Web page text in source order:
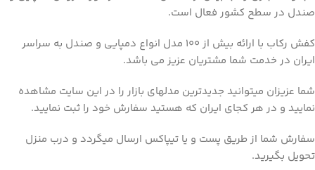
صندل در سطح کشور فعال است.
کفش رکاب با ارائه بیش از 100 مدل انواع دمپایی و صندل به سراسر
ایران در خدمت شما مشتریان عزیز می باشد.
شما عزیزان میتوانید جدیدترین مدلهای بازار را در این سایت مشاهده
نمایید و در هر کجای ایران که هستید سفارش خود را ثبت نمایید.
سفارش شما از طریق پست و یا تیپاکس ارسال میگردد و درب منزل
تحویل بگیرید.